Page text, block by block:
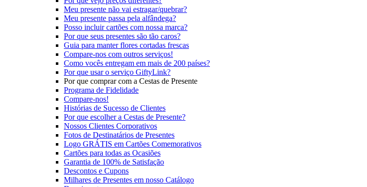
Meu presente não vai estragar/quebrar?
Meu presente passa pela alfândega?
Posso incluir cartões com nossa marca?
Por que seus presentes são tão caros?
Guia para manter flores cortadas frescas
Compare-nos com outros serviços!
Como vocês entregam em mais de 200 países?
Por que usar o serviço GiftyLink?
Por que comprar com a Cestas de Presente
Programa de Fidelidade
Compare-nos!
Histórias de Sucesso de Clientes
Por que escolher a Cestas de Presente?
Nossos Clientes Corporativos
Fotos de Destinatários de Presentes
Logo GRÁTIS em Cartões Comemorativos
Cartões para todas as Ocasiões
Garantia de 100% de Satisfação
Descontos e Cupons
Milhares de Presentes em nosso Catálogo